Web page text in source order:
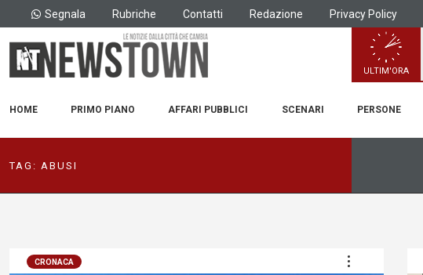
Segnala Rubriche Contatti Redazione Privacy Policy
ULTIM'ORA
HOME PRIMO PIANO AFFARI PUBBLICI SCENARI PERSONE
TAG: ABUSI
CRONACA